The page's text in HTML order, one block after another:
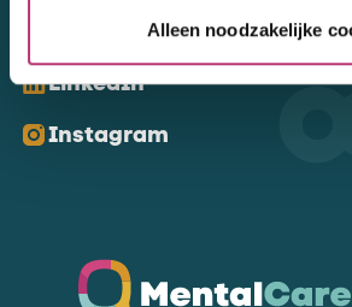
Alleen noodzakelijke
Kom ons volgen
LinkedIn
Instagram